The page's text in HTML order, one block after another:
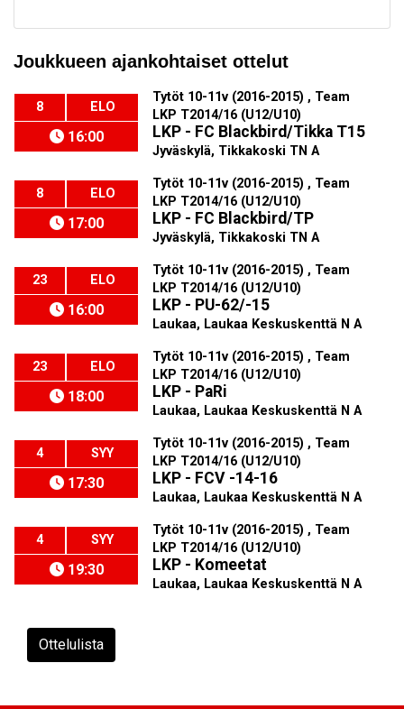
Joukkueen ajankohtaiset ottelut
8 ELO
16:00
Tytöt 10-11v (2016-2015) , Team
LKP T2014/16 (U12/U10)
LKP - FC Blackbird/Tikka T15
Jyväskylä, Tikkakoski TN A
8 ELO
17:00
Tytöt 10-11v (2016-2015) , Team
LKP T2014/16 (U12/U10)
LKP - FC Blackbird/TP
Jyväskylä, Tikkakoski TN A
23 ELO
16:00
Tytöt 10-11v (2016-2015) , Team
LKP T2014/16 (U12/U10)
LKP - PU-62/-15
Laukaa, Laukaa Keskuskenttä N A
23 ELO
18:00
Tytöt 10-11v (2016-2015) , Team
LKP T2014/16 (U12/U10)
LKP - PaRi
Laukaa, Laukaa Keskuskenttä N A
4 SYY
17:30
Tytöt 10-11v (2016-2015) , Team
LKP T2014/16 (U12/U10)
LKP - FCV -14-16
Laukaa, Laukaa Keskuskenttä N A
4 SYY
19:30
Tytöt 10-11v (2016-2015) , Team
LKP T2014/16 (U12/U10)
LKP - Komeetat
Laukaa, Laukaa Keskuskenttä N A
Ottelulista